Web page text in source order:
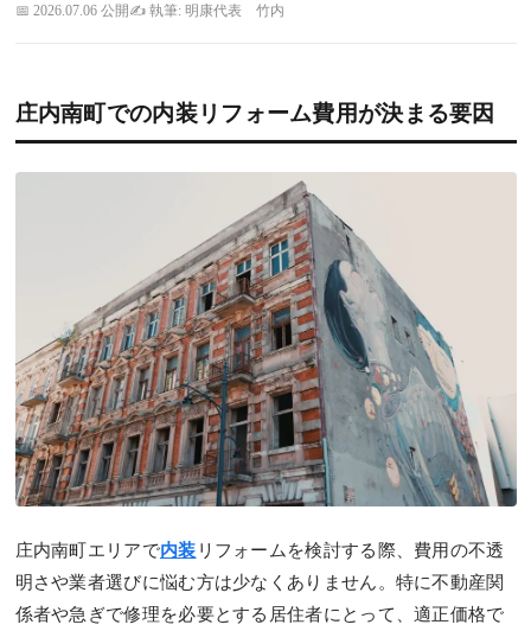
2026.07.06 公開 執筆: 明康代表 竹内
庄内南町での内装リフォーム費用が決まる要因
庄内南町エリアで内装 リフォームを検討する際、費用の不透
明さや業者選びに悩む方は少なくありません。特に不動産関
係者や急ぎで修理を必要とする居住者にとって、適正価格で